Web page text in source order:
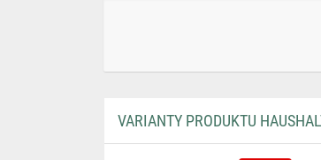
VARIANTY PRODUKTU